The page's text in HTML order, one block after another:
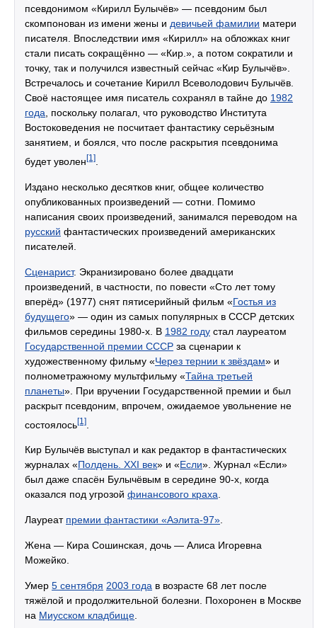
псевдонимом «Кирилл Булычёв» — псевдоним был
скомпонован из имени жены и девичьей фамилии матери
писателя. Впоследствии имя «Кирилл» на обложках книг
стали писать сокращённо — «Кир.», а потом сократили и
точку, так и получился известный сейчас «Кир Булычёв».
Встречалось и сочетание Кирилл Всеволодович Булычёв.
Своё настоящее имя писатель сохранял в тайне до 1982
года , поскольку полагал, что руководство Института
Востоковедения не посчитает фантастику серьёзным
занятием, и боялся, что после раскрытия псевдонима
будет уволен[1]
Издано несколько десятков книг, общее количество
опубликованных произведений — сотни. Помимо
написания своих произведений, занимался переводом на
русский фантастических произведений американских
писателей.
Сценарист. Экранизировано более двадцати
произведений, в частности, по повести «Сто лет тому
вперёд» (1977) снят пятисерийный фильм «Гостья из
будущего» — один из самых популярных в СССР детских
фильмов середины 1980-х. В 1982 году стал лауреатом
Государственной премии СССР за сценарии к
художественному фильму «Через тернии к звёздам» и
полнометражному мультфильму «Тайна третьей
планеты». При вручении Государственной премии и был
раскрыт псевдоним, впрочем, ожидаемое увольнение не
состоялось[1]
Кир Булычёв выступал и как редактор в фантастических
журналах «Полдень. XXI век» и «Если». Журнал «Если»
был даже спасён Булычёвым в середине 90-х, когда
оказался под угрозой финансового краха.
Лауреат премии фантастики «Аэлита-97».
Жена — Кира Сошинская, дочь — Алиса Игоревна
Можейко.
Умер 5 сентября 2003 года в возрасте 68 лет после
тяжёлой и продолжительной болезни. Похоронен в Москве
на Миусском кладбище.